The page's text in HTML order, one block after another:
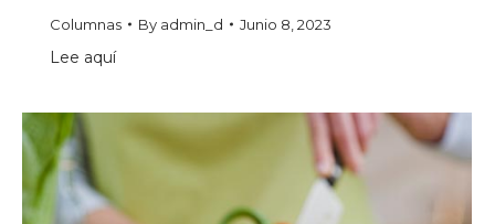
Columnas By admin_d Junio 8, 2023
Lee aquí